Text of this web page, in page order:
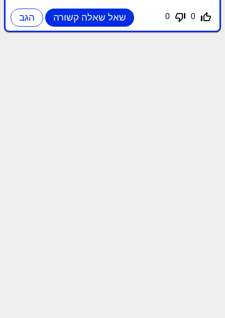
thumb_up_off_alt
0
thumb_down_off_alt
0